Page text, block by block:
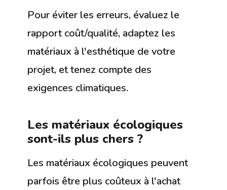
Pour éviter les erreurs, évaluez le
rapport coût/qualité, adaptez les
matériaux à l'esthétique de votre
projet, et tenez compte des
exigences climatiques.
Les matériaux écologiques
sont-ils plus chers ?
Les matériaux écologiques peuvent
parfois être plus coûteux à l'achat